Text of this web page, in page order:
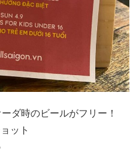
ダ時のビールがフリー！
ット